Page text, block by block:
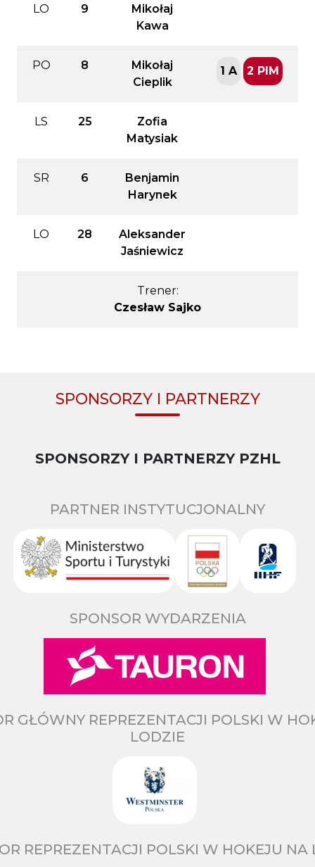
LO 9
Mikołaj
Kawa
PO 8
Mikołaj
Cieplik
1 A 2 PIM
LS 25
Zofia
Matysiak
SR 6
Benjamin
Harynek
LO 28
Aleksander
Jaśniewicz
Trener:
Czesław Sajko
SPONSORZY I PARTNERZY
SPONSORZY I PARTNERZY PZHL
PARTNER INSTYTUCJONALNY
SPONSOR WYDARZENIA
GŁÓWNY REPREZENTACJI POLSKI W
LODZIE
REPREZENTACJI POLSKI W HOKEJU NA